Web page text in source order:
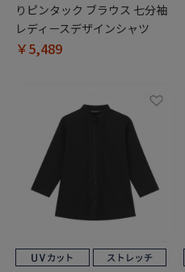
りピンタック ブラウス 七分袖
レディースデザインシャツ
￥5,489